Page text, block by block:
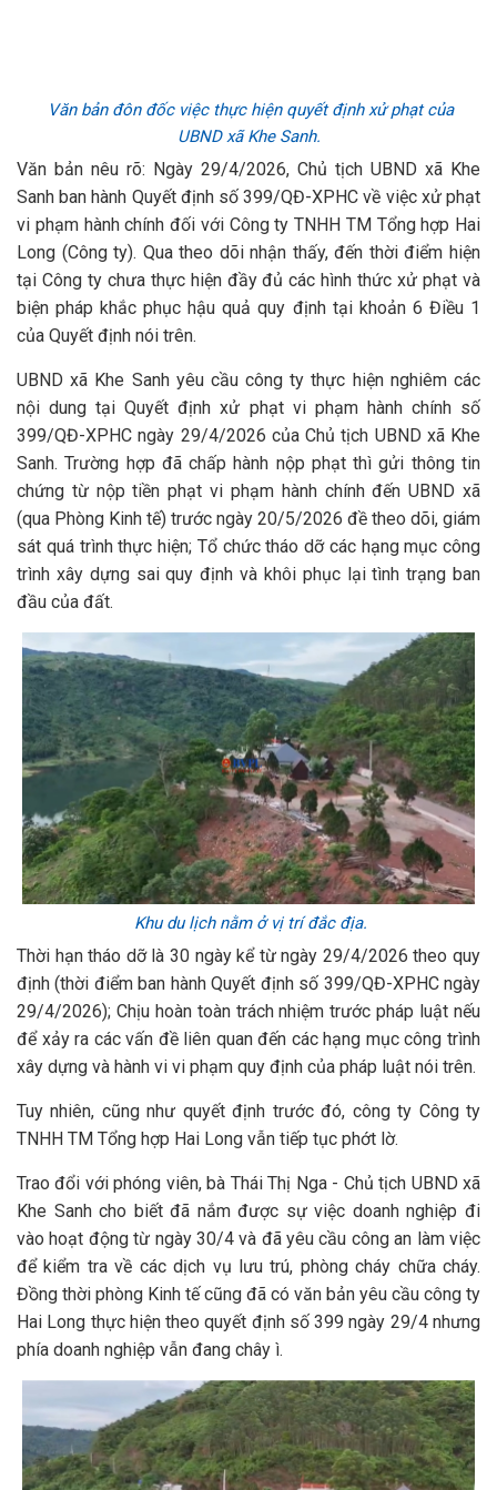
Văn bản đôn đốc việc thực hiện quyết định xử phạt của
UBND xã Khe Sanh.
Văn bản nêu rõ: Ngày 29/4/2026, Chủ tịch UBND xã Khe
Sanh ban hành Quyết định số 399/QĐ-XPHC về việc xử phạt
vi phạm hành chính đối với Công ty TNHH TM Tổng hợp Hai
Long (Công ty). Qua theo dõi nhận thấy, đến thời điểm hiện
tại Công ty chưa thực hiện đầy đủ các hình thức xử phạt và
biện pháp khắc phục hậu quả quy định tại khoản 6 Điều 1
của Quyết định nói trên.
UBND xã Khe Sanh yêu cầu công ty thực hiện nghiêm các
nội dung tại Quyết định xử phạt vi phạm hành chính số
399/QĐ-XPHC ngày 29/4/2026 của Chủ tịch UBND xã Khe
Sanh. Trường hợp đã chấp hành nộp phạt thì gửi thông tin
chứng từ nộp tiền phạt vi phạm hành chính đến UBND xã
(qua Phòng Kinh tế) trước ngày 20/5/2026 đề theo dõi, giám
sát quá trình thực hiện; Tổ chức tháo dỡ các hạng mục công
trình xây dựng sai quy định và khôi phục lại tình trạng ban
đầu của đất.
Khu du lịch nằm ở vị trí đắc địa.
Thời hạn tháo dỡ là 30 ngày kể từ ngày 29/4/2026 theo quy
định (thời điểm ban hành Quyết định số 399/QĐ-XPHC ngày
29/4/2026); Chịu hoàn toàn trách nhiệm trước pháp luật nếu
để xảy ra các vấn đề liên quan đến các hạng mục công trình
xây dựng và hành vi vi phạm quy định của pháp luật nói trên.
Tuy nhiên, cũng như quyết định trước đó, công ty Công ty
TNHH TM Tổng hợp Hai Long vẫn tiếp tục phớt lờ.
Trao đổi với phóng viên, bà Thái Thị Nga - Chủ tịch UBND xã
Khe Sanh cho biết đã nắm được sự việc doanh nghiệp đi
vào hoạt động từ ngày 30/4 và đã yêu cầu công an làm việc
để kiểm tra về các dịch vụ lưu trú, phòng cháy chữa cháy.
Đồng thời phòng Kinh tế cũng đã có văn bản yêu cầu công ty
Hai Long thực hiện theo quyết định số 399 ngày 29/4 nhưng
phía doanh nghiệp vẫn đang chây ì.